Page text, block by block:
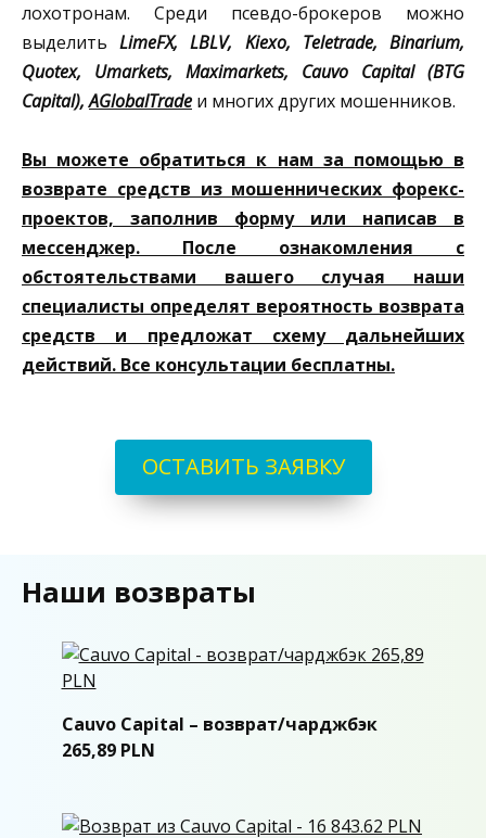
лохотронам. Среди псевдо-брокеров можно
выделитьLimeFX, LBLV, Kiexo, Teletrade, Binarium,
Quotex, Umarkets, Maximarkets, Cauvo Capital (BTG
Capital),AGlobalTrade и многих других мошенников.
Вы можете обратиться к нам за помощью в
возврате средств из мошеннических форекс-
проектов, заполнив форму или написав в
мессенджер. После ознакомления с
обстоятельствами вашего случая наши
специалисты определят вероятность возврата
средств и предложат схему дальнейших
действий. Все консультации бесплатны.
ОСТАВИТЬ ЗАЯВКУ
Наши возвраты
Cauvo Capital – возврат/чарджбэк
265,89 PLN